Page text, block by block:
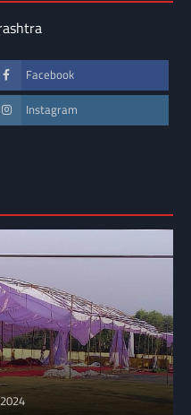
Facebook
Instagram